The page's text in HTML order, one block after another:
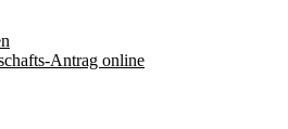
Antrag online